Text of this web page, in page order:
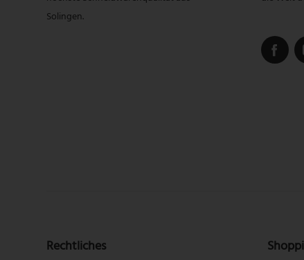
Solingen.
Rechtliches